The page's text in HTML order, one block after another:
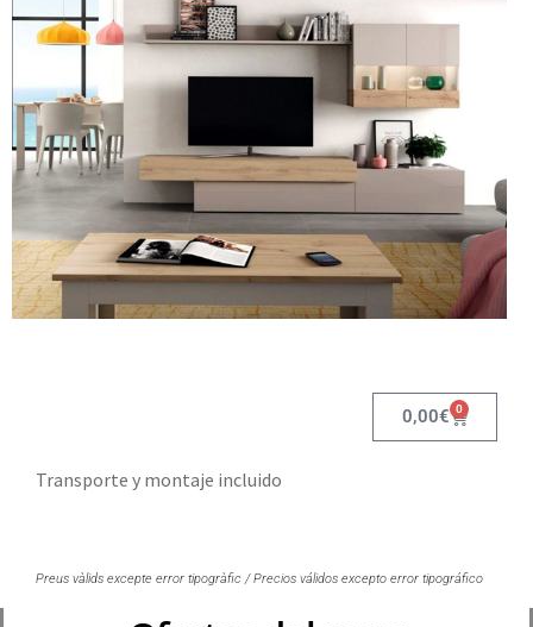
0,00€ 0
Transporte y montaje incluido
Preus vàlids excepte error tipogràfic / Precios válidos excepto error tipográfico